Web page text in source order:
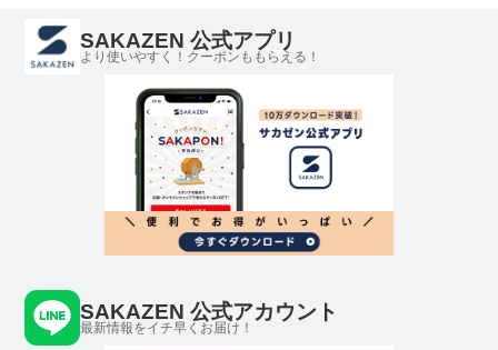
SAKAZEN 公式アプリ
より使いやすく！クーポンももらえる！
SAKAZEN 公式アカウント
最新情報をイチ早くお届け！